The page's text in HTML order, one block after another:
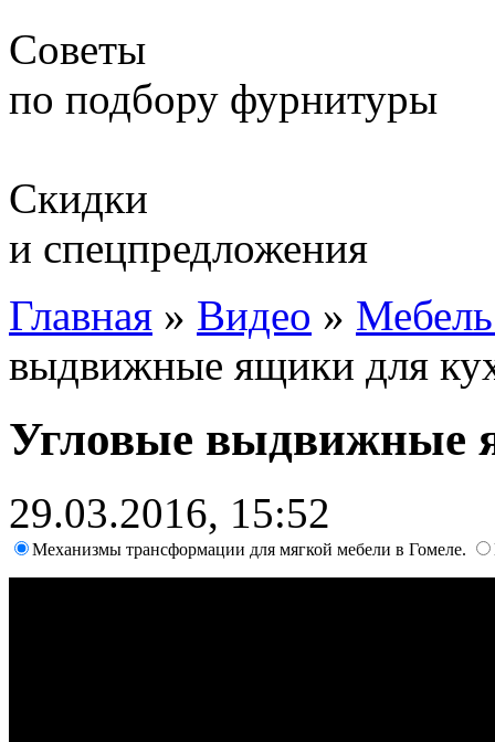
Советы
по подбору фурнитуры
Скидки
и спецпредложения
Главная » Видео »
выдвижные ящики для
Угловые выдвижные
29.03.2016, 15:52
Механизмы трансформации для мягкой мебели в Гомеле.